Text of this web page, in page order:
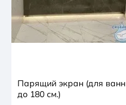
Парящий экран (для ванн
до 180 см.)